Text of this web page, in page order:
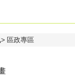
區政專區